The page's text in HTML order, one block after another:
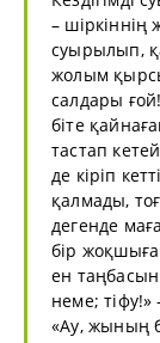
– шіркіннің
суырылып,
жолым
салдары
біте
тастап
де кіріп
қалмады,
дегенде
бір
ен
неме; тіфу!»
«Ау, жының